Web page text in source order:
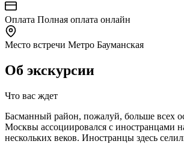
Оплата Полная оплата онлайн
Место встречи Метро Бауманская
Об экскурсии
Что вас ждет
Басманный район, пожалуй, больше всех
Москвы ассоциировался с иностранцами
нескольких веков. Иностранцы здесь